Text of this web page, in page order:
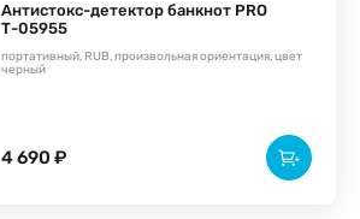
Антистокс-детектор банкнот PRO
Т-05955
портативный, RUB, произвольная ориентация, цвет
черный
4 690 ₽